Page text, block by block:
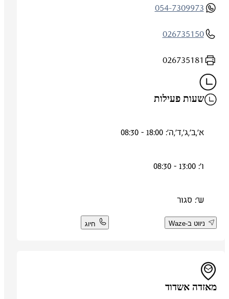
054-7309973
026735150
026735181
שעות פעילות
א',ב',ג',ד',ה': 18:00 - 08:30
ש': סגור
ניווט ב-Waze חיוג
מאזדה אשדוד